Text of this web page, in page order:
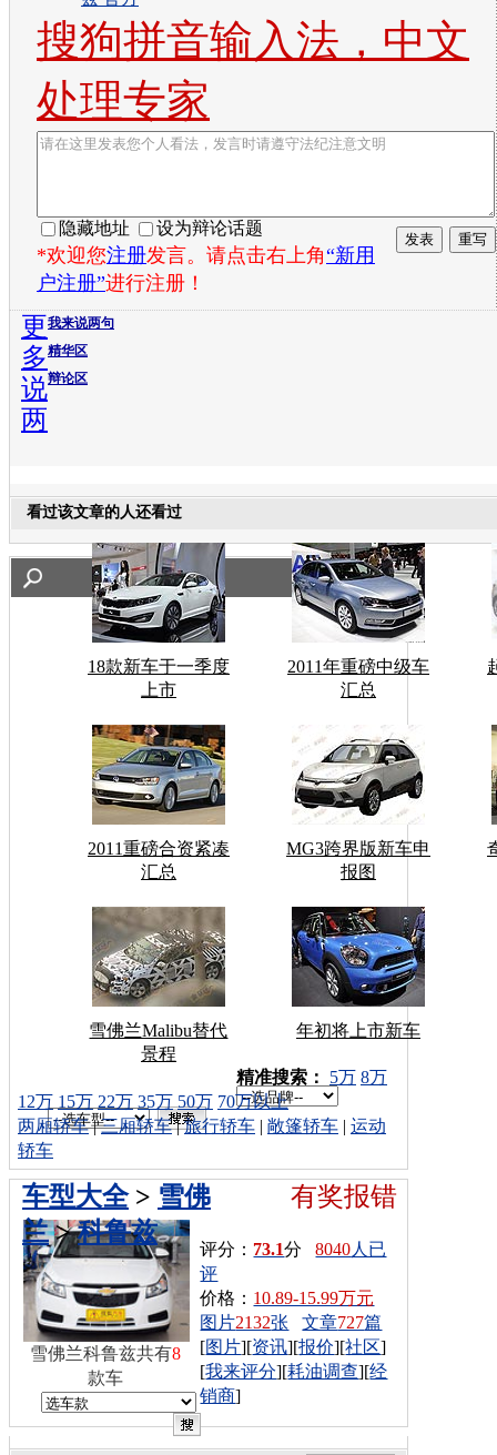
搜狗拼音输入法，中文
处理专家
隐藏地址 设为辩论话题
*欢迎您注册发言。请点击右上角“新用
户注册”进行注册！
我来说两句
精华区
辩论区
更
多
说
两
看过该文章的人还看过
18款新车于一季度
上市
2011年重磅中级车
汇总
2011重磅合资紧凑
汇总
MG3跨界版新车申
报图
雪佛兰Malibu替代
景程
年初将上市新车
车型搜索：
精准搜索： 5万 8万
12万 15万 22万 35万 50万 70万以上
两厢轿车|三厢轿车|旅行轿车 | 敞篷轿车 | 运动
轿车
有奖报错
车型大全> 雪佛
兰>科鲁兹
评分： 73.1分8040人已
评
价格： 10.89-15.99万元
图片2132张 文章727篇
[图片][资讯][报价][社区]
[我来评分][耗油调查][经
销商]
雪佛兰科鲁兹共有8
款车